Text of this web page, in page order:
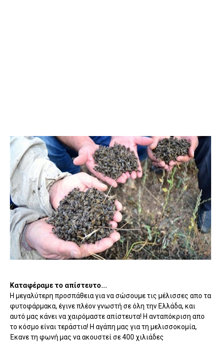
Καταφέραμε το απίστευτο...
Η μεγαλύτερη προσπάθεια για να σώσουμε τις μέλισσες απο τα
φυτοφάρμακα, έγινε πλέον γνωστή σε όλη την Ελλάδα, και
αυτό μας κάνει να χαιρόμαστε απίστευτα! Η ανταπόκριση απο
το κόσμο είναι τεράστια! Η αγάπη μας για τη μελισσοκομία,
Έκανε τη φωνή μας να ακουστεί σε 400 χιλιάδες